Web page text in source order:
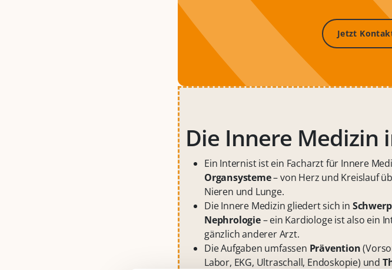
Jetzt
Die Innere Medizin
Ein Internist ist ein Facharzt für Innere
Organsysteme– von Herz und Kreislauf
Nieren und Lunge.
Die Innere Medizin gliedert sich in
Nephrologie– ein Kardiologe ist also ein
gänzlich anderer Arzt.
Die Aufgaben umfassen Prävention
Labor, EKG, Ultraschall, Endoskopie) und